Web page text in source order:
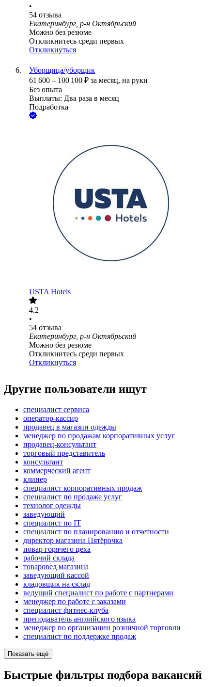
•
54 отзыва
Екатеринбург, р-н Октябрьский
Можно без резюме
Откликнитесь среди первых
Откликнуться
Уборщица/уборщик
61 600 – 100 100 ₽ за месяц, на руки
Без опыта
Выплаты: Два раза в месяц
Подработка
USTA Hotels
4.2
•
54 отзыва
Екатеринбург, р-н Октябрьский
Можно без резюме
Откликнитесь среди первых
Откликнуться
Другие пользователи ищут
специалист сервиса
оператор-кассир
продавец в магазин одежды
менеджер по продажам корпоративных услуг
продавец-консультант
торговый представитель
консультант
коммерческий агент
клинер
специалист корпоративных продаж
специалист по продаже услуг
технолог одежды
заведующий
специалист по IT
специалист по планированию и отчетности
директор магазина Пятёрочка
повар горячего цеха
рабочий склада
товаровед магазина
заведующий кассой
кладовщик на склад
ведущий специалист по работе с партнерами
менеджер по работе с заказами
специалист фитнес-клуба
преподаватель английского языка
менеджер по организации розничной торговли
специалист по поддержке продаж
Показать ещё
Быстрые фильтры подбора вакансий